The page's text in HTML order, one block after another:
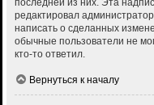
последней из них. Эта
редактировал
написать о сделанных
обычные пользователи не
кто-то ответил.
Вернуться к началу